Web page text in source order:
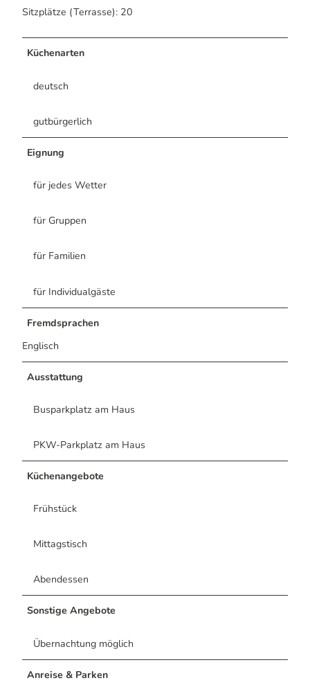
Sitzplätze (Terrasse): 20
Küchenarten
deutsch
gutbürgerlich
Eignung
für jedes Wetter
für Gruppen
für Familien
für Individualgäste
Fremdsprachen
Englisch
Ausstattung
Busparkplatz am Haus
PKW-Parkplatz am Haus
Küchenangebote
Frühstück
Mittagstisch
Abendessen
Sonstige Angebote
Übernachtung möglich
Anreise & Parken